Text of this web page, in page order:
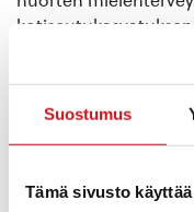
Suostumus
Tämä sivusto
poukkoilevuuteen
joukkoliikenteen tai
liikuntareittien
lääkäriin pääsyn